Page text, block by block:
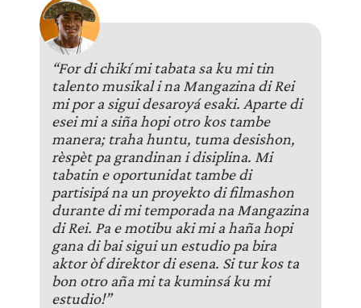
“For di chikí mi tabata sa ku mi tin
talento musikal i na Mangazina di Rei
mi por a sigui desaroyá esaki. Aparte di
esei mi a siña hopi otro kos tambe
manera; traha huntu, tuma desishon,
rèspèt pa grandinan i disiplina. Mi
tabatin e oportunidat tambe di
partisipá na un proyekto di filmashon
durante di mi temporada na Mangazina
di Rei. Pa e motibu aki mi a haña hopi
gana di bai sigui un estudio pa bira
aktor òf direktor di esena. Si tur kos ta
bon otro aña mi ta kuminsá ku mi
estudio!”